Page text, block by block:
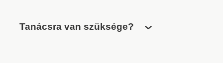
Tanácsra van szüksége?